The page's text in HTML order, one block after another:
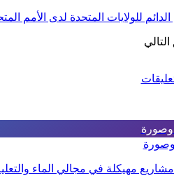
الدائم للولايات المتحدة لدى الأمم
التالي
مهيكلة في مجالي الماء